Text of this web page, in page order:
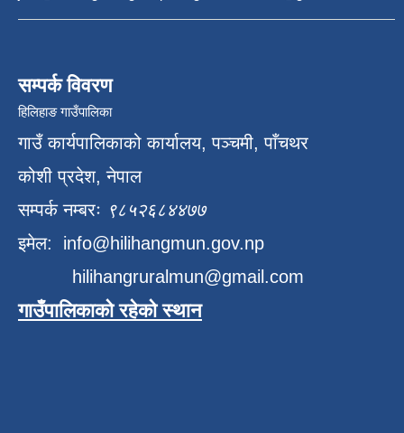
सम्पर्क विवरण
हिलिहाङ गाउँपालिका
गाउँ कार्यपालिकाको कार्यालय, पञ्चमी, पाँचथर
कोशी प्रदेश, नेपाल
सम्पर्क नम्बरः ९८५२६८४४७७
इमेल: info@hilihangmun.gov.np
hilihangruralmun@gmail.com
गाउँपालिकाको रहेको स्थान